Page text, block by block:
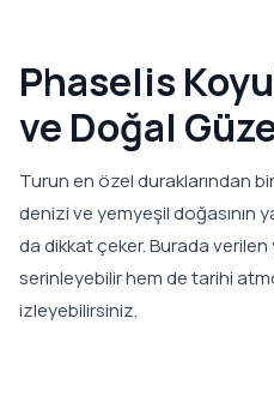
Phaselis
ve Doğal
Turun en özel duraklarından
denizi ve yemyeşil doğasının
da dikkat çeker. Burada
serinleyebilir hem de tarihi
izleyebilirsiniz.